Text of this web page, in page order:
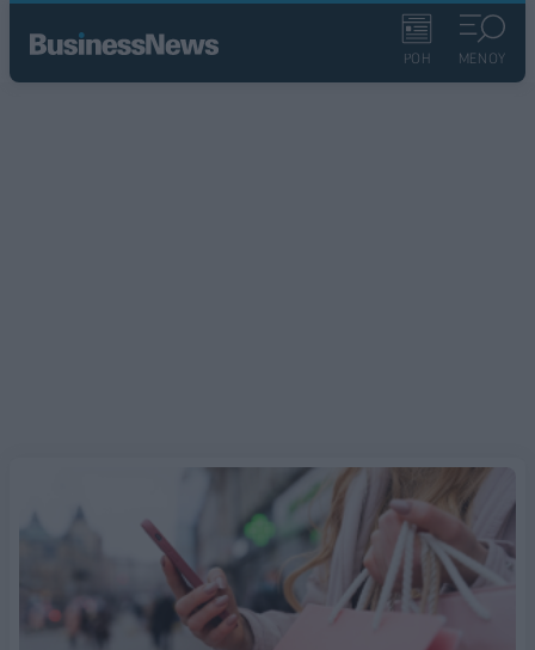
ΡΟΗ ΜΕΝΟΥ